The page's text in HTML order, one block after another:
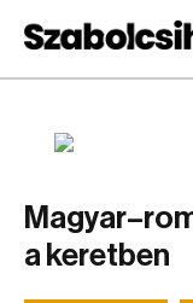
a keretben